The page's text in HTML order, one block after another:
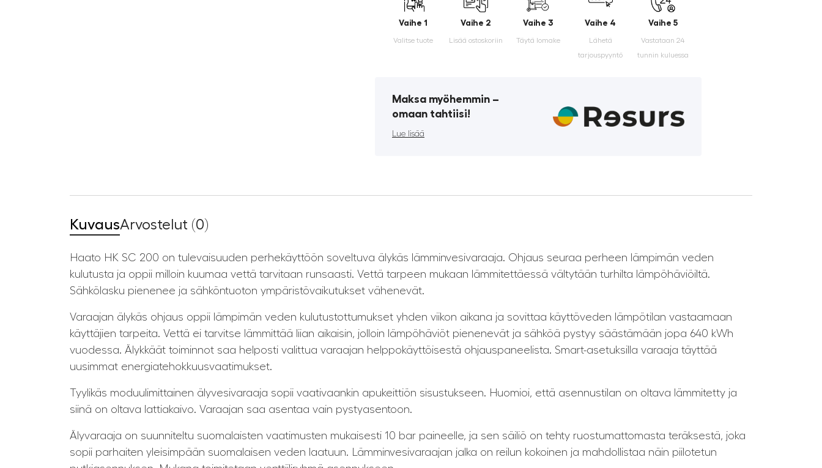
Vaihe 1
Valitse tuote
Vaihe 2
Lisää ostoskoriin
Vaihe 3
Täytä lomake
Vaihe 4
Lähetä
tarjouspyyntö
Vaihe 5
Vastataan 24
tunnin kuluessa
Maksa myöhemmin ­–
omaan tahtiisi!
Lue lisää
KuvausArvostelut (0)
Haato HK SC 200 on tulevaisuuden perhekäyttöön soveltuva älykäs lämminvesivaraaja. Ohjaus seuraa perheen lämpimän veden
kulutusta ja op­pii milloin kuumaa vettä tarvitaan runsaasti. Vettä tarpeen mukaan lämmitettäessä vältytään turhilta lämpöhäviöiltä.
Sähkölasku piene­nee ja sähköntuoton ympäristövaikutukset vähenevät.
Varaajan älykäs ohjaus oppii lämpimän veden kulutustottumukset yhden viikon aikana ja sovittaa käyttöveden lämpötilan vastaamaan
käyttäjien tarpeita. Vettä ei tarvitse lämmittää liian aikaisin, jolloin lämpöhäviöt pienenevät ja sähköä pystyy säästämään jopa 640 kWh
vuodessa. Älykkäät toiminnot saa helposti valittua varaajan helppokäyttöisestä ohjauspaneelista. Smart-asetuksilla varaaja täyttää
uusimmat energiatehokkuusvaatimukset.
Tyylikäs moduulimittainen älyvesivaraaja sopii vaativaankin apukeittiön sisustukseen. Huomioi, että asennustilan on oltava lämmitetty ja
siinä on oltava lattiakaivo. Varaajan saa asentaa vain pystyasentoon.
Älyvaraaja on suunniteltu suomalaisten vaatimusten mukaisesti 10 bar paineelle, ja sen säiliö on tehty ruostumattomasta teräksestä, joka
sopii parhaiten yleisimpään suomalaisen veden laatuun. Lämminvesivaraajan jalka on reilun kokoinen ja mahdollistaa näin piilotetun